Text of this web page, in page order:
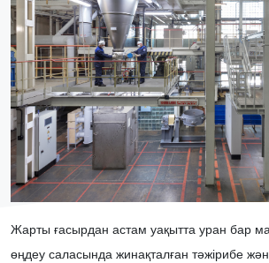
Жарты ғасырдан астам уақытта уран бар
өңдеу саласында жинақталған тәжірибе